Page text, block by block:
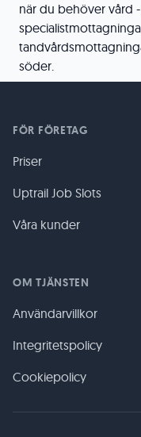
när du behöver vård
söder.
FÖR FÖRETAG
Priser
Uptrail Job Slots
Våra kunder
OM TJÄNSTEN
Användarvillkor
Integritetspolicy
Cookiepolicy